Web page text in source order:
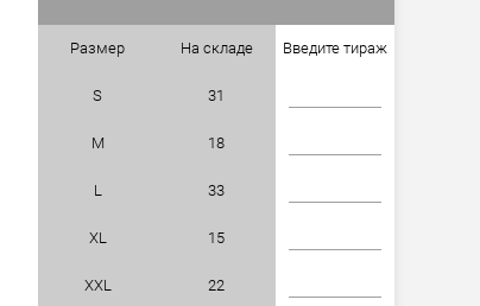
Размер На складе Введите тираж
S 31
M 18
L 33
XL 15
XXL 22